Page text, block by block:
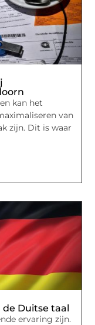
kan het
van
zijn. Dit is waar
Duitse taal
ervaring zijn.